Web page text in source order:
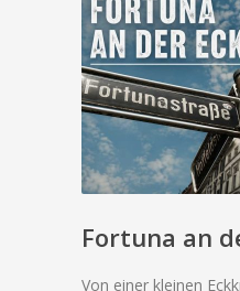
Fortuna an
Von einer kleinen